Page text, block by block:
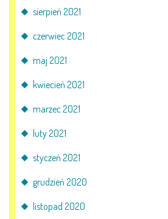
sierpień 2021
czerwiec 2021
maj 2021
kwiecień 2021
marzec 2021
luty 2021
styczeń 2021
grudzień 2020
listopad 2020